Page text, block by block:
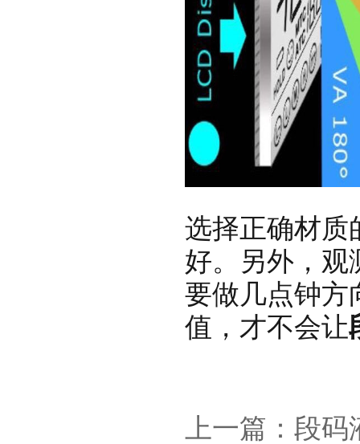
选择正确材质
好。另外，观
要做几点钟方
值，才不会让
上一篇： 段码